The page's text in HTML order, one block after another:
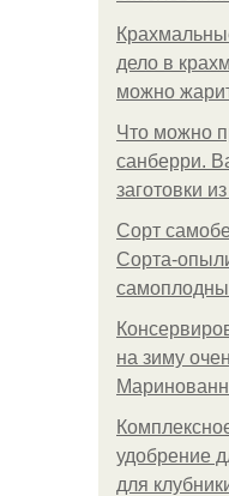
дело в
можно
Что можно
санберри.
заготовки
Сорт
Сорта-
на зиму
удобрение
для